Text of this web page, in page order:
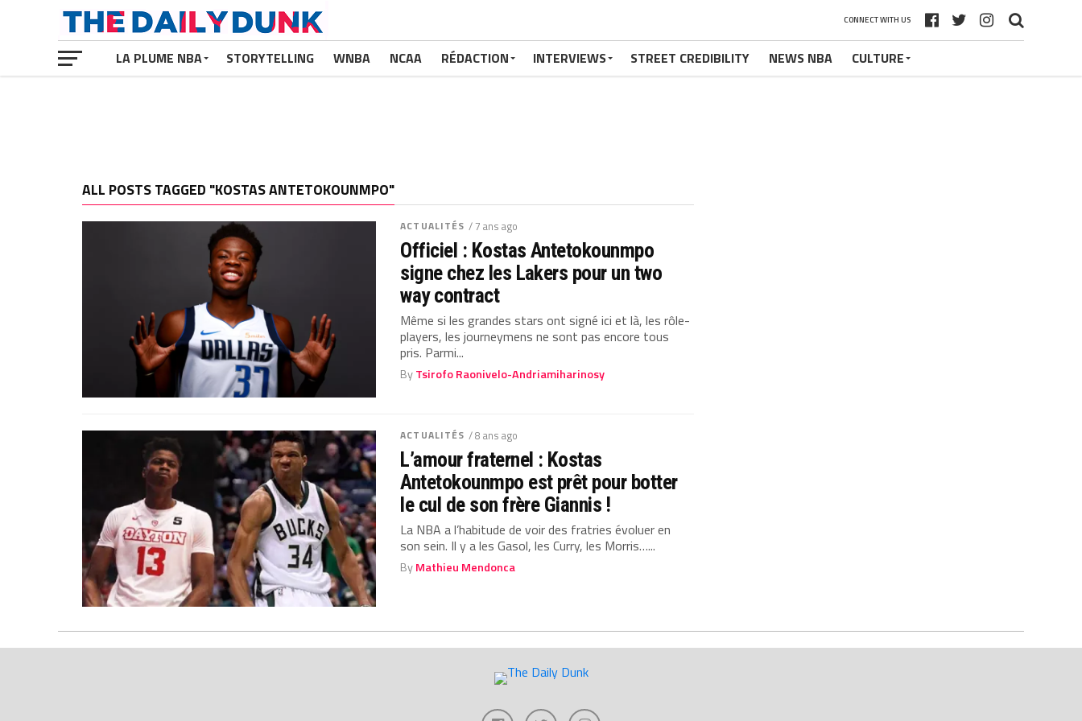
CONNECT WITH US
LA PLUME NBA STORYTELLING WNBA NCAA RÉDACTION INTERVIEWS STREET CREDIBILITY NEWS NBA CULTURE
ALL POSTS TAGGED "KOSTAS ANTETOKOUNMPO"
ACTUALITÉS / 7 ans ago
Officiel : Kostas Antetokounmpo
signe chez les Lakers pour un two
way contract
Même si les grandes stars ont signé ici et là, les rôle-
players, les journeymens ne sont pas encore tous
pris. Parmi...
ByTsirofo Raonivelo-Andriamiharinosy
ACTUALITÉS / 8 ans ago
L’amour fraternel : Kostas
Antetokounmpo est prêt pour botter
le cul de son frère Giannis !
La NBA a l’habitude de voir des fratries évoluer en
son sein. Il y a les Gasol, les Curry, les Morris…...
ByMathieu Mendonca